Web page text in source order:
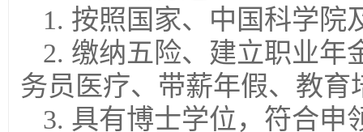
1. 按照国家、中国科学院
2. 缴纳五险、建立职业年
务员医疗、带薪年假、教育
3. 具有博士学位，符合申